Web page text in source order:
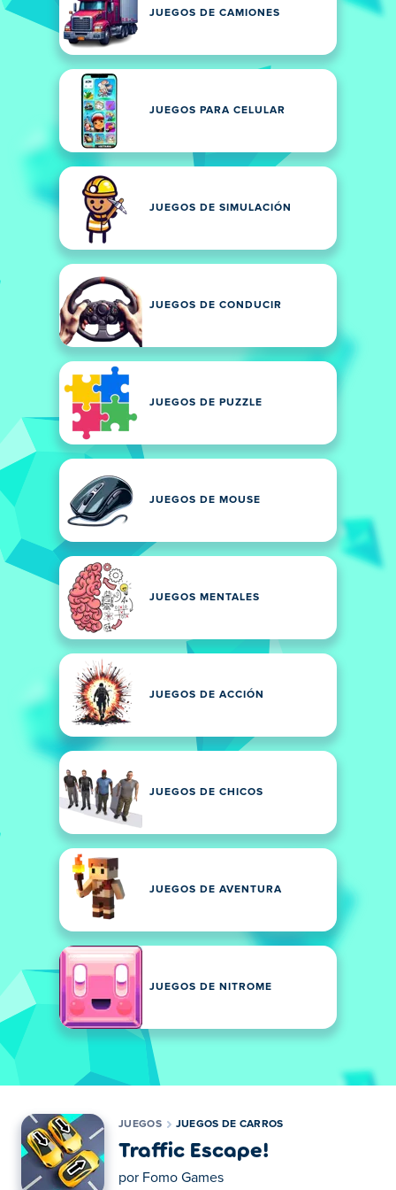
JUEGOS DE CAMIONES
JUEGOS PARA CELULAR
JUEGOS DE SIMULACIÓN
JUEGOS DE CONDUCIR
JUEGOS DE PUZZLE
JUEGOS DE MOUSE
JUEGOS MENTALES
JUEGOS DE ACCIÓN
JUEGOS DE CHICOS
JUEGOS DE AVENTURA
JUEGOS DE NITROME
JUEGOS JUEGOS DE CARROS
Traffic Escape!
por Fomo Games